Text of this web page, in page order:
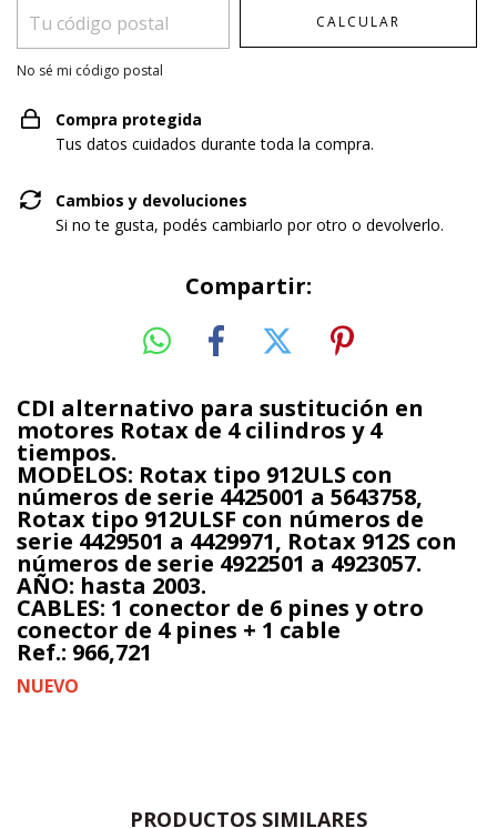
CALCULAR
No sé mi código postal
Compra protegida
Tus datos cuidados durante toda la compra.
Cambios y devoluciones
Si no te gusta, podés cambiarlo por otro o devolverlo.
Compartir:
CDI alternativo para sustitución en
motores Rotax de 4 cilindros y 4
tiempos.
MODELOS: Rotax tipo 912ULS con
números de serie 4425001 a 5643758,
Rotax tipo 912ULSF con números de
serie 4429501 a 4429971, Rotax 912S con
números de serie 4922501 a 4923057.
AÑO: hasta 2003.
CABLES: 1 conector de 6 pines y otro
conector de 4 pines + 1 cable
Ref.: 966,721
NUEVO
PRODUCTOS SIMILARES